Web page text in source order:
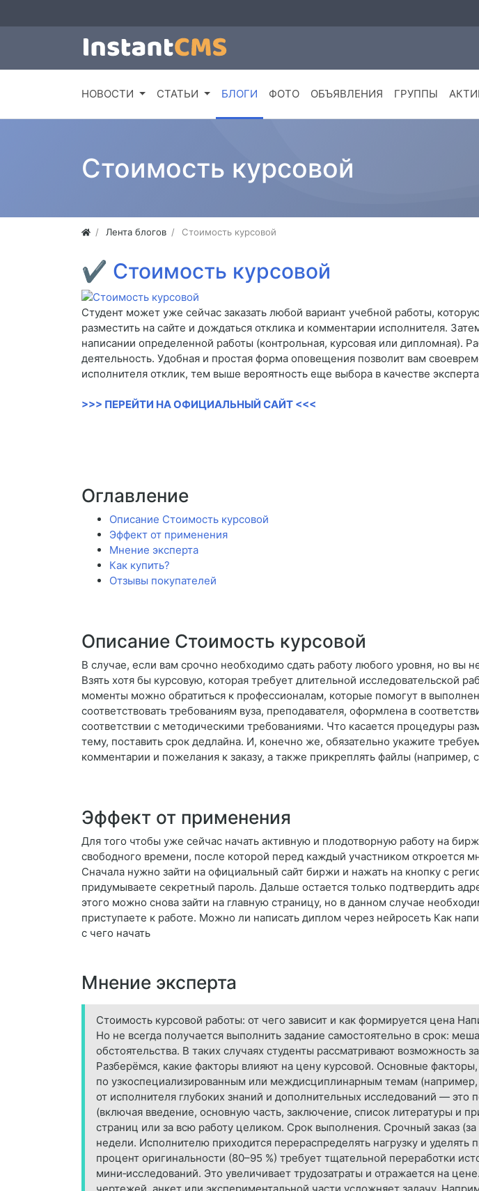
НОВОСТИ СТАТЬИ БЛОГИ ФОТО ОБЪЯВЛЕНИЯ ГРУППЫ
Стоимость курсовой
Лента блогов Стоимость курсовой
✔ Стоимость курсовой
Студент может уже сейчас заказать любой вариант учебной работы,
разместить на сайте и дождаться отклика и комментарии исполнителя.
написании определенной работы (контрольная, курсовая или дипломная).
деятельность. Удобная и простая форма оповещения позволит вам
исполнителя отклик, тем выше вероятность еще выбора в качестве
>>> ПЕРЕЙТИ НА ОФИЦИАЛЬНЫЙ САЙТ <<<
Оглавление
Описание Стоимость курсовой
Эффект от применения
Мнение эксперта
Как купить?
Отзывы покупателей
Описание Стоимость курсовой
В случае, если вам срочно необходимо сдать работу любого уровня, но вы
Взять хотя бы курсовую, которая требует длительной исследовательской
моменты можно обратиться к профессионалам, которые помогут в
соответствовать требованиям вуза, преподавателя, оформлена в
соответствии с методическими требованиями. Что касается процедуры
тему, поставить срок дедлайна. И, конечно же, обязательно укажите
комментарии и пожелания к заказу, а также прикреплять файлы
Эффект от применения
Для того чтобы уже сейчас начать активную и плодотворную работу на
свободного времени, после которой перед каждый участником откроется
Сначала нужно зайти на официальный сайт биржи и нажать на кнопку с
придумываете секретный пароль. Дальше остается только подтвердить
этого можно снова зайти на главную страницу, но в данном случае
приступаете к работе. Можно ли написать диплом через нейросеть Как
с чего начать
Мнение эксперта
Стоимость курсовой работы: от чего зависит и как формируется цена
Но не всегда получается выполнить задание самостоятельно в срок:
обстоятельства. В таких случаях студенты рассматривают
Разберёмся, какие факторы влияют на цену курсовой. Основные
по узкоспециализированным или междисциплинарным темам
от исполнителя глубоких знаний и дополнительных исследований —
(включая введение, основную часть, заключение, список литературы и
страниц или за всю работу целиком. Срок выполнения. Срочный заказ
недели. Исполнителю приходится перераспределять нагрузку и
процент оригинальности (80–95 %) требует тщательной переработки
мини‑исследований. Это увеличивает трудозатраты и отражается на